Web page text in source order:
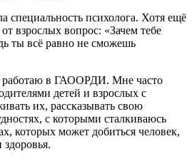
специальность психолога. Хотя ещё
взрослых вопрос: «Зачем тебе
ты всё равно не сможешь
работаю в ГАООРДИ. Мне часто
детей и взрослых с
их, рассказывать свою
с которыми сталкиваюсь
которых может добиться человек,